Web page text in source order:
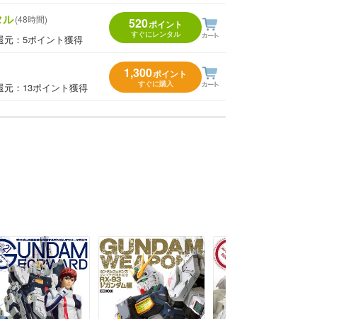
ル(48時間)
元 ：5ポイント獲得
520ポイント
すぐにレンタル
元 ：13ポイント獲得
1,300ポイント
すぐに購入